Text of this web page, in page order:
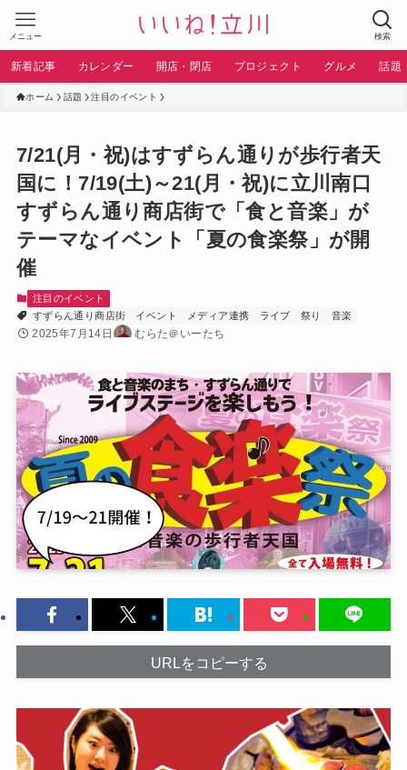
検索
メニュー
新着記事 カレンダー 開店・閉店 プロジェクト グルメ 話題
ホーム 話題 注目のイベント
7/21(月・祝)はすずらん通りが歩行者天
国に！7/19(土)～21(月・祝)に立川南口
すずらん通り商店街で「食と音楽」が
テーマなイベント「夏の食楽祭」が開
催
注目のイベント
すずらん通り商店街
イベント メディア連携 ライブ 祭り 音楽
2025年7月14日 むらた＠いーたち
URLをコピーする